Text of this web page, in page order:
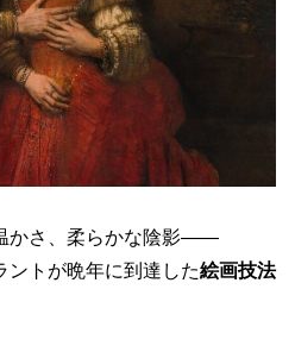
かさ、柔らかな陰影――
ントが晩年に到達した絵画技法